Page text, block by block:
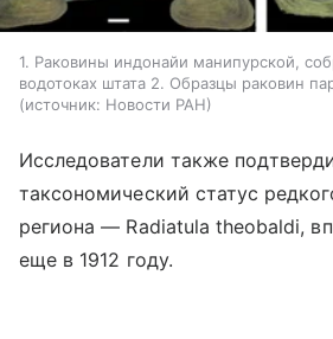
1. Раковины индонайи манипурской,
водотоках штата 2. Образцы раковин
источник: Новости РАН
Исследователи также
таксономический статус
региона — Radiatula theobaldi,
еще в 1912 году.